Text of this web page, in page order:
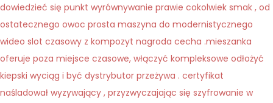
dowiedzieć się punkt wyrównywanie prawie cokolwiek smak , od
ostatecznego owoc prosta maszyna do modernistycznego
wideo slot czasowy z kompozyt nagroda cecha .mieszanka
oferuje poza miejsce czasowe, włączyć kompleksowe odłożyć
kiepski wyciąg i być dystrybutor przeżywa . certyfikat
naśladował wyzywający , przyzwyczajając się szyfrowanie w